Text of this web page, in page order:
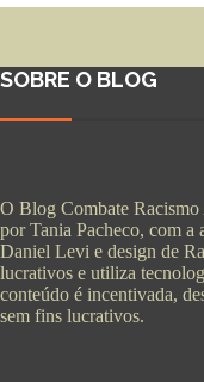
SOBRE O BLOG
O Blog Combate
por Tania Pacheco, com a
Daniel Levi e design de
lucrativos e utiliza
conteúdo é incentivada,
sem fins lucrativos.